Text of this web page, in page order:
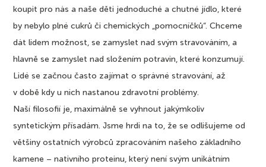
koupit pro nás a naše děti jednoduché a chutné jídlo, které
by nebylo plné cukrů či chemických „pomocníčků“. Chceme
dát lidem možnost, se zamyslet nad svým stravováním, a
hlavně se zamyslet nad složením potravin, které konzumují.
Lidé se začnou často zajímat o správné stravování, až
v době kdy u nich nastanou zdravotní problémy.
Naší filosofií je, maximálně se vyhnout jakýmkoliv
syntetickým přísadám. Jsme hrdi na to, že se odlišujeme od
většiny ostatních výrobců zpracováním našeho základního
kamene – nativního proteinu, který není svým unikátním